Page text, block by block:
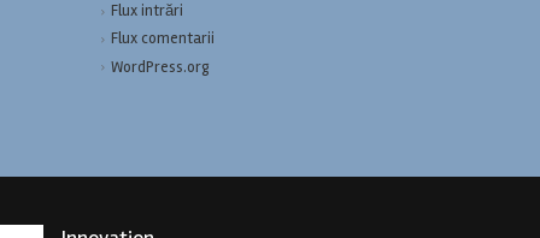
Flux intrări
Flux comentarii
WordPress.org